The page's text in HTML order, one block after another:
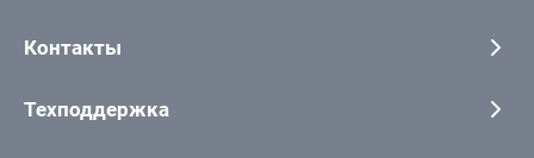
Контакты
Техподдержка